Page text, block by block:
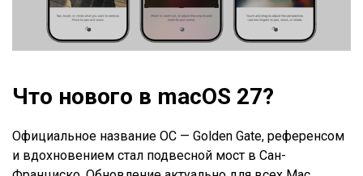
Что нового в macOS 27?
Официальное название ОС — Golden Gate, референсом
и вдохновением стал подвесной мост в Сан-